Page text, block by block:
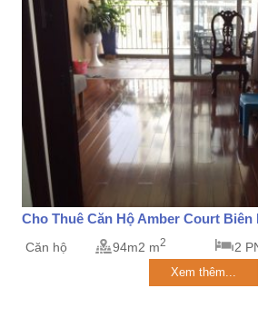
Cho Thuê Căn Hộ Amber Court Biên
Căn hộ 94m2 m2 2
Xem thêm...